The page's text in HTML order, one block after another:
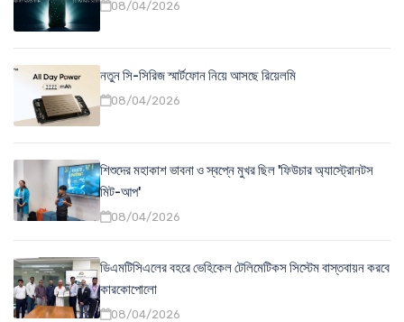
08/04/2026
নতুন সি-সিরিজ স্মার্টফোন নিয়ে আসছে রিয়েলমি
08/04/2026
শিশুদের মহাকাশ ভাবনা ও স্বপ্নে মুখর ছিল 'ফিউচার অ্যাস্ট্রোনটস
মিট-আপ'
08/04/2026
ডিএমটিসিএলের বহরে ভেহিকেল টেলিমেটিকস সিস্টেম বাস্তবায়ন করবে
কারকোপোলো
08/04/2026